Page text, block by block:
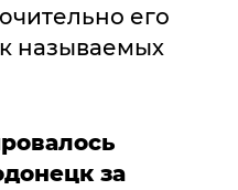
его
называемых
за